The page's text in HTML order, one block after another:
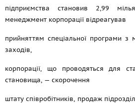
підприємства становив 2,99
менеджмент корпорації відреагував
прийняттям спеціальної програми з
заходів,
корпорації, що проводяться для
становища, — скорочення
штату співробітників, продаж